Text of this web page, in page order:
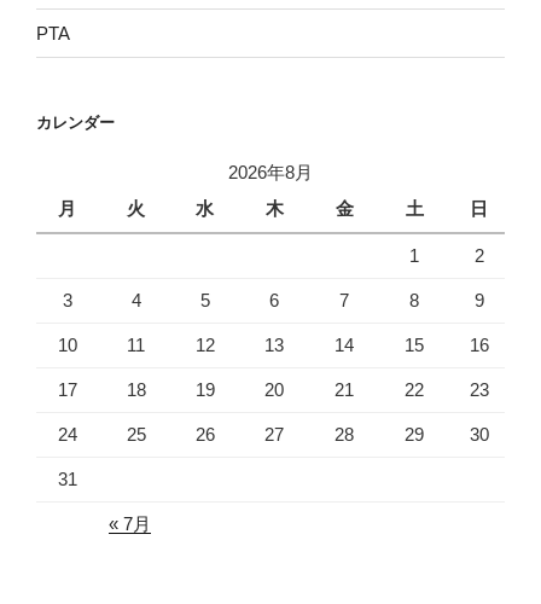
PTA
カレンダー
2026年8月
月
火 水 木 金 土 日
1 2
3 4 5 6 7 8 9
10 11 12 13 14 15 16
17 18 19 20 21 22 23
24 25 26 27 28 29 30
31
« 7月